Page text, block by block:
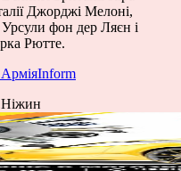
Джорджі Мелоні,
Урсули фон дер Ляєн і
Рютте.